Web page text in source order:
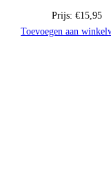
Prijs: €15,95
Toevoegen aan